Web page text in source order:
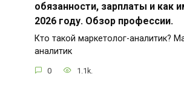
обязанности, зарплаты и как
2026 году. Обзор профессии.
Кто такой маркетолог-аналитик?
аналитик
0 1.1k.